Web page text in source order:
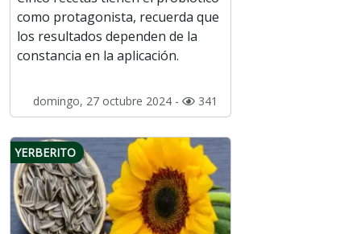
como protagonista, recuerda que
los resultados dependen de la
constancia en la aplicación.
domingo, 27 octubre 2024 - 341
YERBERITO